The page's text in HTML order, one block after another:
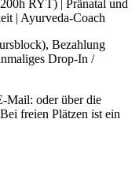
RYT) | Pränatal und
| Ayurveda-Coach
Bezahlung
Drop-In /
Mail: oder über die
freien Plätzen ist ein